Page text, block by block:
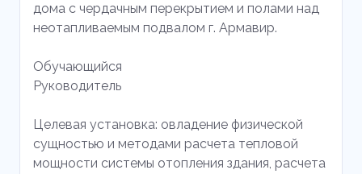
дома с чердачным перекрытием и полами над
неотапливаемым подвалом г. Армавир.
Обучающийся
Руководитель
Целевая установка: овладение физической
сущностью и методами расчета тепловой
мощности системы отопления здания, расчета